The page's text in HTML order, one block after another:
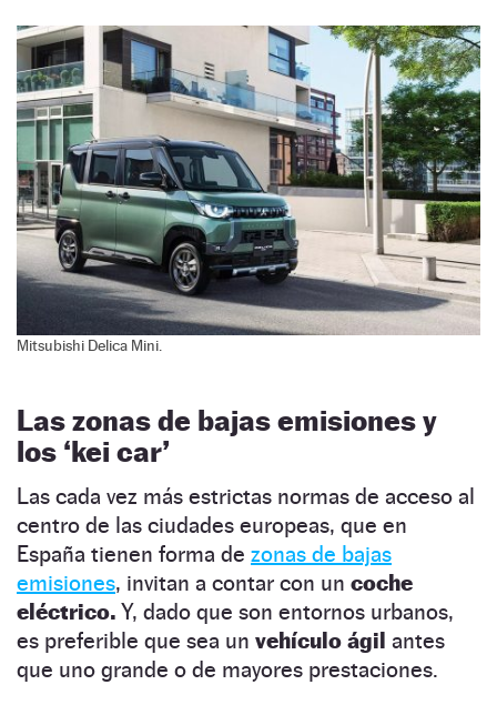
Mitsubishi Delica Mini.
Las zonas de bajas emisiones y
los ‘kei car’
Las cada vez más estrictas normas de acceso al
centro de las ciudades europeas, que en
España tienen forma de zonas de bajas
emisiones, invitan a contar con un coche
eléctrico. Y, dado que son entornos urbanos,
es preferible que sea un vehículo ágil antes
que uno grande o de mayores prestaciones.